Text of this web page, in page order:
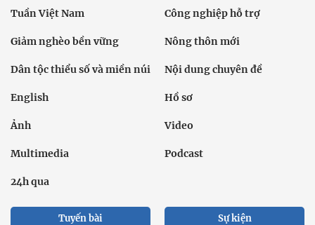
Tuần Việt Nam Công nghiệp hỗ trợ
Giảm nghèo bền vững Nông thôn mới
Dân tộc thiểu số và miền núi Nội dung chuyên đề
English Hồ sơ
Ảnh Video
Multimedia Podcast
24h qua
Tuyến bài Sự kiện